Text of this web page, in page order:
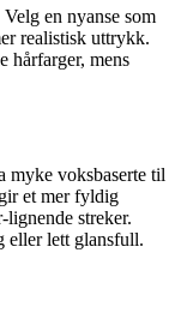
en nyanse som
realistisk uttrykk.
hårfarger, mens
myke voksbaserte til
et mer fyldig
lignende streker.
eller lett glansfull.